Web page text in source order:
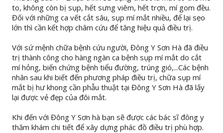
to, không còn bị sụp, hết sưng viêm, hết trợn, mí gom đều.
Đối với những ca vết cắt sâu, sụp mí mắt nhiều, để lại sẹo
lớn thì cần kết hợp châm cứu để tăng hiệu quả điều trị.
Với sứ mệnh chữa bệnh cứu người, Đông Y Sơn Hà đã điều
trị thành công cho hàng ngàn ca bệnh sụp mí mắt do cắt
mí hỏng, biến chứng bệnh tiểu đường, trúng gió,...Các bệnh
nhân sau khi biết đến phương pháp điều trị, chữa sụp mí
mắt bị hư khong cần phẫu thuật tại Đông Y Sơn Hà đã lấy
lại được vẻ đẹp của đôi mắt.
Khi đến với Đông Y Sơn hà bạn sẽ được các bác sĩ đông y
thăm khám chi tiết để xây dựng phác đồ điều trị phù hợp.